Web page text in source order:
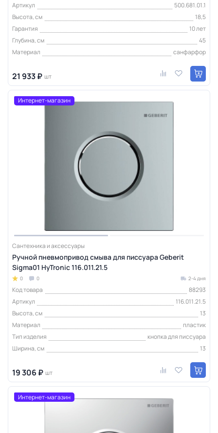
Артикул
500.681.01.1
Высота, см
18,5
Гарантия
10 лет
Глубина, см
45
Материал
санфарфор
21 933 ₽ шт
Интернет-магазин
Сантехника и аксессуары
Ручной пневмопривод смыва для писсуара Geberit
Sigma01 HyTroniс 116.011.21.5
0 0 2-4 дня
Код товара
88293
Артикул
116.011.21.5
Высота, см
13
Материал
пластик
Тип изделия
кнопка для писсуара
Ширина, см
13
19 306 ₽ шт
Интернет-магазин